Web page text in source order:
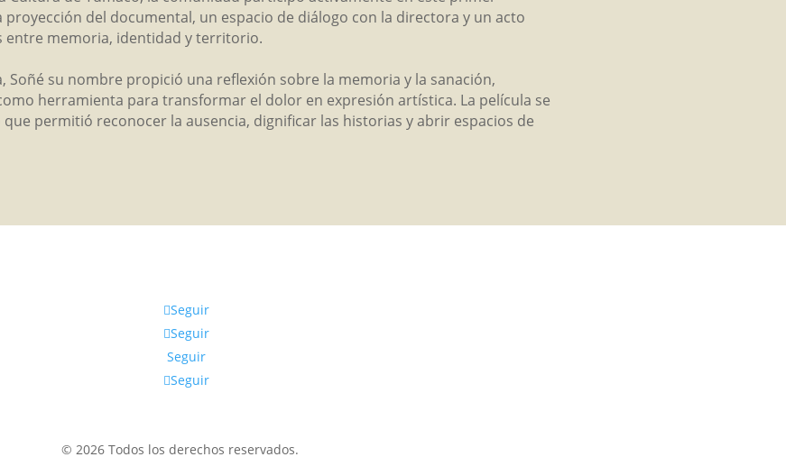
del documental, un espacio de diálogo con la directora y un acto
entre memoria, identidad y territorio.
Soñé su nombre propició una reflexión sobre la memoria y la sanación,
herramienta para transformar el dolor en expresión artística. La película se
permitió reconocer la ausencia, dignificar las historias y abrir espacios de
Seguir
Seguir
Seguir
Seguir
© 2026 Todos los derechos reservados.